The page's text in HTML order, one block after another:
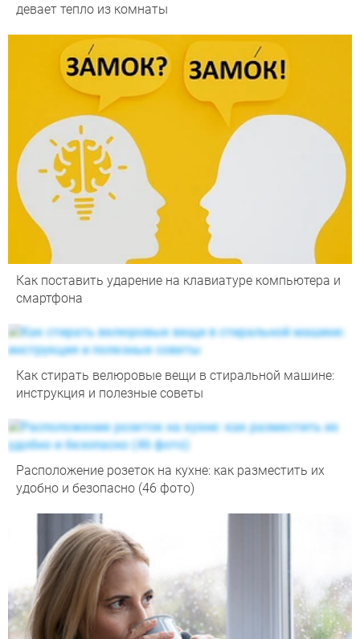
девает тепло из комнаты
Как поставить ударение на клавиатуре компьютера и
смартфона
Как стирать велюровые вещи в стиральной машине:
инструкция и полезные советы
Расположение розеток на кухне: как разместить их
удобно и безопасно (46 фото)